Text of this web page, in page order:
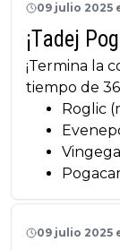
09 julio 2025
¡Tadej
¡Termina la
tiempo de
Roglic
09 julio 2025